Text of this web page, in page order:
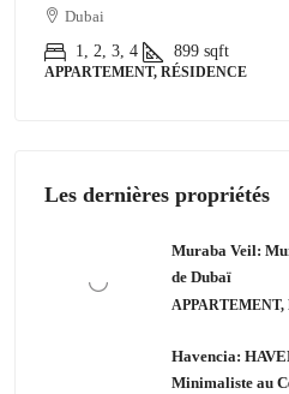
Dubai
1, 2, 3, 4
899 sqft
APPARTEMENT, RÉSIDENCE
Les dernières propriétés
Muraba Veil:
de Dubaï
Havencia:
Minimaliste au